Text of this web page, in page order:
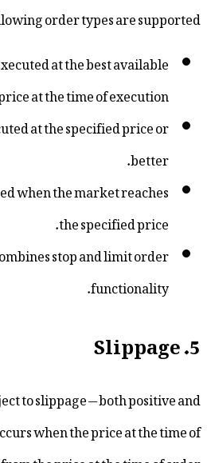
The following order types
Orders— Executed at the best
price at the time of
— Executed at the specified
— Triggered when the market
the
— Combines stop and
be subject to slippage —
Slippage occurs when the price